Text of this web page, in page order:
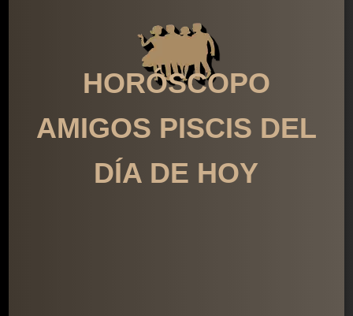
HORÓSCOPO
AMIGOS PISCIS DEL
DÍA DE HOY